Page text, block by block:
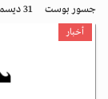
جسور بوست 31 ديسمبر 2023 - 10:25
أخبار